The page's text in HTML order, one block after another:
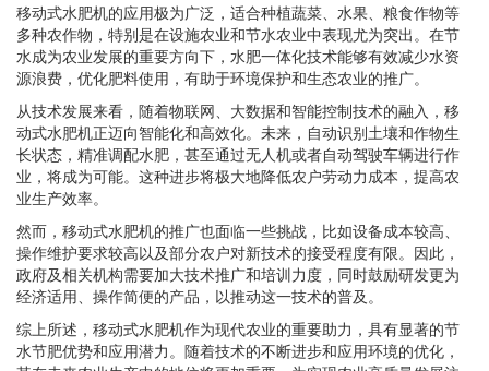
移动式水肥机的应用极为广泛，适合种植蔬菜、水果、粮食作物等
多种农作物，特别是在设施农业和节水农业中表现尤为突出。在节
水成为农业发展的重要方向下，水肥一体化技术能够有效减少水资
源浪费，优化肥料使用，有助于环境保护和生态农业的推广。
从技术发展来看，随着物联网、大数据和智能控制技术的融入，移
动式水肥机正迈向智能化和高效化。未来，自动识别土壤和作物生
长状态，精准调配水肥，甚至通过无人机或者自动驾驶车辆进行作
业，将成为可能。这种进步将极大地降低农户劳动力成本，提高农
业生产效率。
然而，移动式水肥机的推广也面临一些挑战，比如设备成本较高、
操作维护要求较高以及部分农户对新技术的接受程度有限。因此，
政府及相关机构需要加大技术推广和培训力度，同时鼓励研发更为
经济适用、操作简便的产品，以推动这一技术的普及。
综上所述，移动式水肥机作为现代农业的重要助力，具有显著的节
水节肥优势和应用潜力。随着技术的不断进步和应用环境的优化，